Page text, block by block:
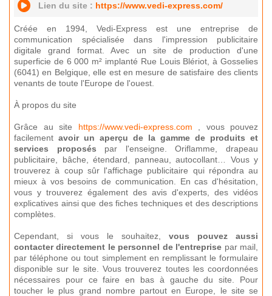
Lien du site : https://www.vedi-express.com/
Créée en 1994, Vedi-Express est une entreprise de
communication spécialisée dans l'impression publicitaire
digitale grand format. Avec un site de production d'une
superficie de 6 000 m² implanté Rue Louis Blériot, à Gosselies
(6041) en Belgique, elle est en mesure de satisfaire des clients
venants de toute l'Europe de l'ouest.
À propos du site
Grâce au site https://www.vedi-express.com , vous pouvez
facilement avoir un aperçu de la gamme de produits et
services proposés par l'enseigne. Oriflamme, drapeau
publicitaire, bâche, étendard, panneau, autocollant… Vous y
trouverez à coup sûr l'affichage publicitaire qui répondra au
mieux à vos besoins de communication. En cas d'hésitation,
vous y trouverez également des avis d'experts, des vidéos
explicatives ainsi que des fiches techniques et des descriptions
complètes.
Cependant, si vous le souhaitez, vous pouvez aussi
contacter directement le personnel de l'entreprise par mail,
par téléphone ou tout simplement en remplissant le formulaire
disponible sur le site. Vous trouverez toutes les coordonnées
nécessaires pour ce faire en bas à gauche du site. Pour
toucher le plus grand nombre partout en Europe, le site se